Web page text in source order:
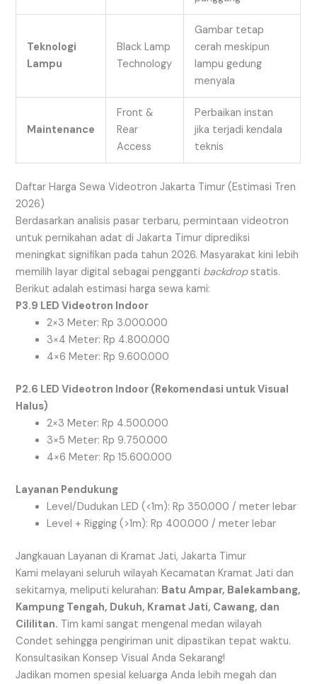
Teknologi
Lampu
Black Lamp
Technology
Gambar tetap
cerah meskipun
lampu gedung
menyala
Maintenance
Front &
Rear
Access
Perbaikan instan
jika terjadi kendala
teknis
Daftar Harga Sewa Videotron Jakarta Timur (Estimasi Tren
2026)
Berdasarkan analisis pasar terbaru, permintaan videotron
untuk pernikahan adat di Jakarta Timur diprediksi
meningkat signifikan pada tahun 2026. Masyarakat kini lebih
memilih layar digital sebagai pengganti backdropstatis.
Berikut adalah estimasi harga sewa kami:
P3.9 LED Videotron Indoor
2×3 Meter: Rp 3.000.000
3×4 Meter: Rp 4.800.000
4×6 Meter: Rp 9.600.000
P2.6 LED Videotron Indoor (Rekomendasi untuk Visual
Halus)
2×3 Meter: Rp 4.500.000
3×5 Meter: Rp 9.750.000
4×6 Meter: Rp 15.600.000
Layanan Pendukung
Level/Dudukan LED (<1m): Rp 350.000 / meter lebar
Level + Rigging (>1m): Rp 400.000 / meter lebar
Jangkauan Layanan di Kramat Jati, Jakarta Timur
Kami melayani seluruh wilayah Kecamatan Kramat Jati dan
sekitarnya, meliputi kelurahan: Batu Ampar, Balekambang,
Kampung Tengah, Dukuh, Kramat Jati, Cawang, dan
Cililitan. Tim kami sangat mengenal medan wilayah
Condet sehingga pengiriman unit dipastikan tepat waktu.
Konsultasikan Konsep Visual Anda Sekarang!
Jadikan momen spesial keluarga Anda lebih megah dan